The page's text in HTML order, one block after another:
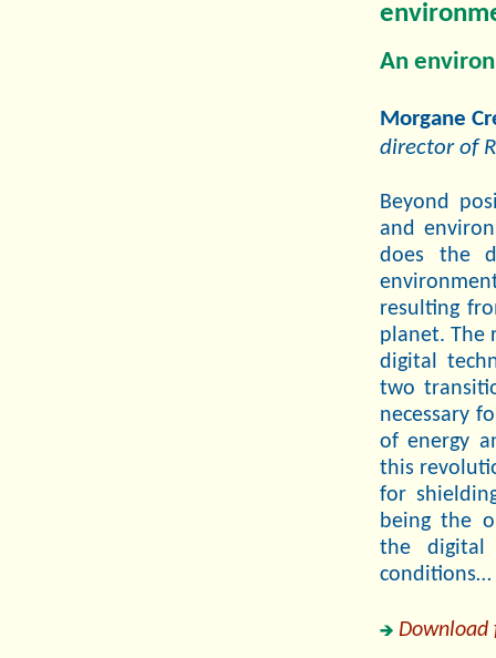
An
Morgane
director of
Beyond
and
does the
resulting
planet. The
digital
two
necessary
of energy
this
for
being the
the
conditions…